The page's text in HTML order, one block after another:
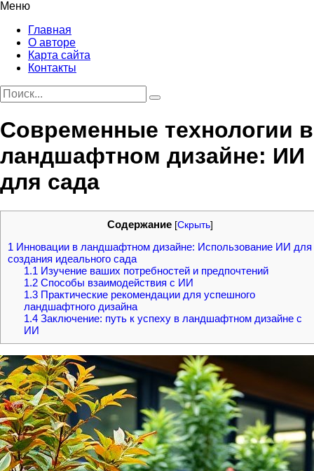
Меню
Главная
О авторе
Карта сайта
Контакты
Современные технологии в
ландшафтном дизайне: ИИ
для сада
Содержание [Скрыть]
1 Инновации в ландшафтном дизайне: Использование ИИ для
создания идеального сада
1.1 Изучение ваших потребностей и предпочтений
1.2Способы взаимодействия с ИИ
1.3Практические рекомендации для успешного
ландшафтного дизайна
1.4Заключение: путь к успеху в ландшафтном дизайне с
ИИ